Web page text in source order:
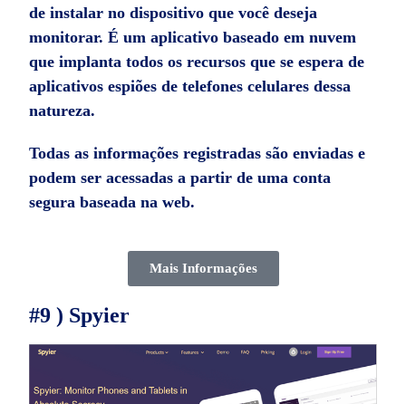
de instalar no dispositivo que você deseja
monitorar. É um aplicativo baseado em nuvem
que implanta todos os recursos que se espera de
aplicativos espiões de telefones celulares dessa
natureza.
Todas as informações registradas são enviadas e
podem ser acessadas a partir de uma conta
segura baseada na web.
Mais Informações
#9 ) Spyier